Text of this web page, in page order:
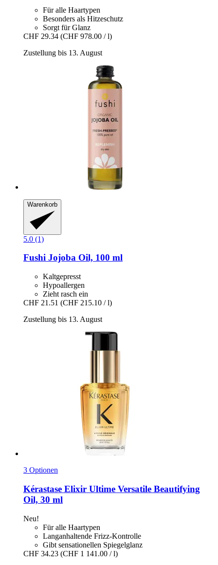
Für alle Haartypen
Besonders als Hitzeschutz
Sorgt für Glanz
CHF 29.34 (CHF 978.00 / l)
Zustellung bis 13. August
Warenkorb
5.0 (1)
Fushi Jojoba Oil, 100 ml
Kaltgepresst
Hypoallergen
Zieht rasch ein
CHF 21.51 (CHF 215.10 / l)
Zustellung bis 13. August
3 Optionen
Kérastase Elixir Ultime Versatile Beautifying
Oil, 30 ml
Neu!
Für alle Haartypen
Langanhaltende Frizz-Kontrolle
Gibt sensationellen Spiegelglanz
CHF 34.23 (CHF 1 141.00 / l)